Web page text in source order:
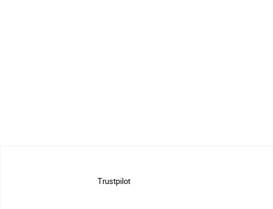
Trustpilot